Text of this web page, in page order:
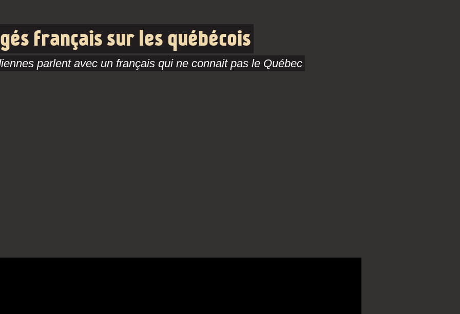
français sur les québécois
parlent avec un français qui ne connait pas le Québec